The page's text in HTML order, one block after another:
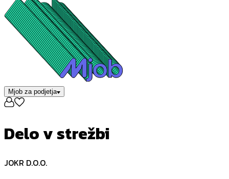
Mjob za podjetja
Delo v strežbi
JOKR D.O.O.